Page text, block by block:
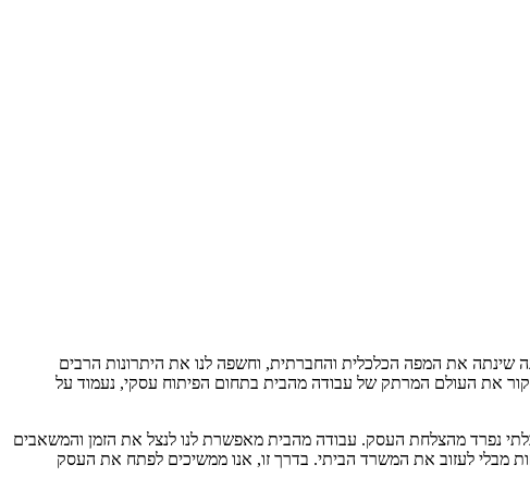
שינתה את המפה הכלכלית והחברתית, וחשפה לנו את היתרונות הרבים
את העולם המרתק של עבודה מהבית בתחום הפיתוח עסקי, נעמוד על
נפרד מהצלחת העסק. עבודה מהבית מאפשרת לנו לנצל את הזמן והמשאבים
מבלי לעזוב את המשרד הביתי. בדרך זו, אנו ממשיכים לפתח את העסק